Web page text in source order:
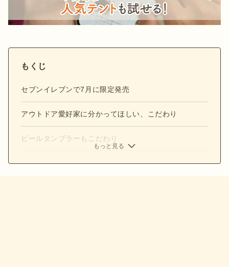
もくじ
セブンイレブンで7月に限定発売
アウトドア愛好家に分かってほしい、こだわり
ビールタンブラーもこだわり
もっと見る